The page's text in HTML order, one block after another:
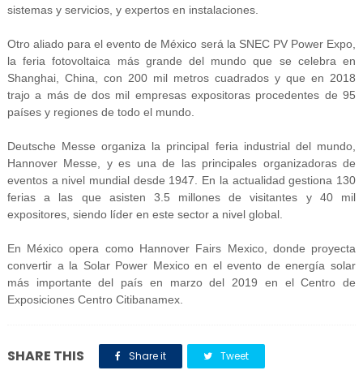
sistemas y servicios, y expertos en instalaciones.
Otro aliado para el evento de México será la SNEC PV Power Expo,
la feria fotovoltaica más grande del mundo que se celebra en
Shanghai, China, con 200 mil metros cuadrados y que en 2018
trajo a más de dos mil empresas expositoras procedentes de 95
países y regiones de todo el mundo.
Deutsche Messe organiza la principal feria industrial del mundo,
Hannover Messe, y es una de las principales organizadoras de
eventos a nivel mundial desde 1947. En la actualidad gestiona 130
ferias a las que asisten 3.5 millones de visitantes y 40 mil
expositores, siendo líder en este sector a nivel global.
En México opera como Hannover Fairs Mexico, donde proyecta
convertir a la Solar Power Mexico en el evento de energía solar
más importante del país en marzo del 2019 en el Centro de
Exposiciones Centro Citibanamex.
SHARE THIS Share it Tweet